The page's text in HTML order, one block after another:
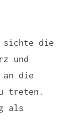
sichte die
und
an die
treten.
als